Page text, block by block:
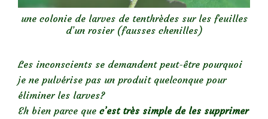
une colonie de larves de tenthrèdes sur les feuilles
d’un rosier (fausses chenilles)
Les inconscients se demandent peut-être pourquoi
je ne pulvérise pas un produit quelconque pour
éliminer les larves?
Eh bien parce que c’est très simple de les supprimer